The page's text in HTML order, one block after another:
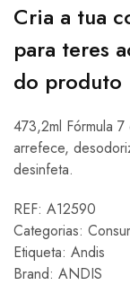
Cria a tua
para teres
do produto
473,2ml Fórmula
arrefece,
desinfeta.
REF: A12590
Categorias:
Etiqueta: Andis
Brand: ANDIS